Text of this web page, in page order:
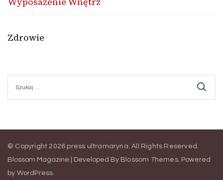
Zdrowie
© Copyright 2026 press ultramaryna. All Rights Reserved.
Blossom Magazine | Developed By Blossom Themes. Powered
by WordPress.